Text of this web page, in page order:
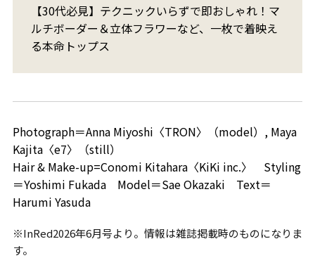
【30代必見】テクニックいらずで即おしゃれ！マ
ルチボーダー＆立体フラワーなど、一枚で着映え
る本命トップス
Photograph＝Anna Miyoshi〈TRON〉（model）, Maya
Kajita〈e7〉（still）
Hair & Make-up=Conomi Kitahara〈KiKi inc.〉 Styling
＝Yoshimi Fukada Model＝Sae Okazaki Text＝
Harumi Yasuda
※InRed2026年6月号より。情報は雑誌掲載時のものになりま
す。